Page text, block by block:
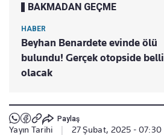
BAKMADAN GEÇME
HABER
Beyhan Benardete evinde ölü
bulundu! Gerçek otopside belli
olacak
Paylaş
Yayın Tarihi 27 Şubat, 2025 - 07:30